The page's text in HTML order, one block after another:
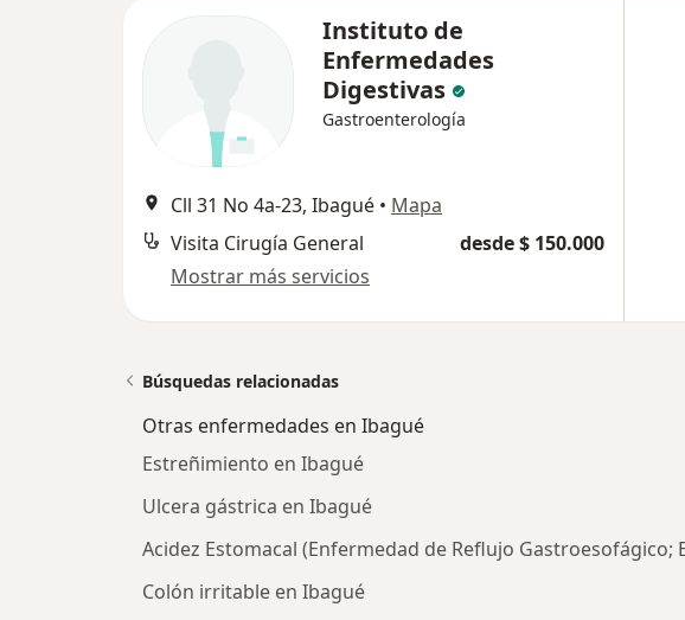
Instituto de
Enfermedades
Digestivas
Gastroenterología
Cll 31 No 4a-23, Ibagué • Mapa
Visita Cirugía General
desde $ 150.000
Mostrar más servicios
Búsquedas relacionadas
Otras enfermedades en Ibagué
Estreñimiento en Ibagué
Ulcera gástrica en Ibagué
Acidez Estomacal (Enfermedad de Reflujo Gastroesofágico;
Colón irritable en Ibagué